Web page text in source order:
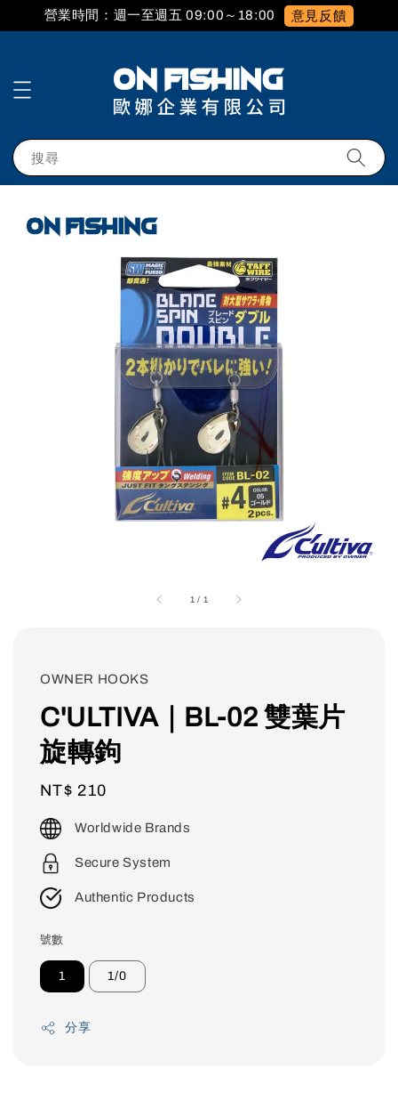
營業時間：週一至週五 09:00～18:00 意見反饋
搜尋
1 / 1
OWNER HOOKS
C'ULTIVA｜BL-02 雙葉片
旋轉鉤
Regular
price
NT$ 210
Worldwide Brands
Secure System
Authentic Products
號數
1 1/0
分享